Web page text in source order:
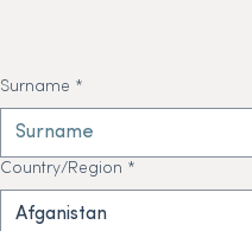
Surname *
Country/Region *
Afganistan